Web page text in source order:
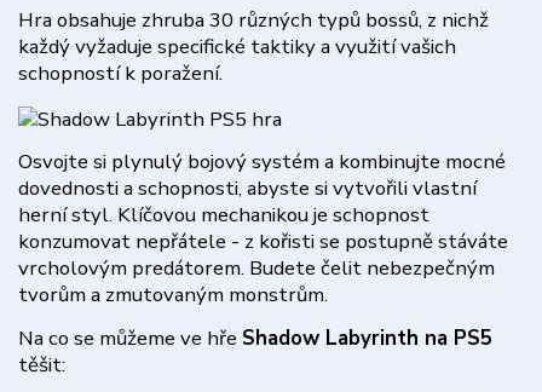
Hra obsahuje zhruba 30 různých typů bossů, z nichž
každý vyžaduje specifické taktiky a využití vašich
schopností k poražení.
Osvojte si plynulý bojový systém a kombinujte mocné
dovednosti a schopnosti, abyste si vytvořili vlastní
herní styl. Klíčovou mechanikou je schopnost
konzumovat nepřátele - z kořisti se postupně stáváte
vrcholovým predátorem. Budete čelit nebezpečným
tvorům a zmutovaným monstrům.
Na co se můžeme ve hře Shadow Labyrinth na PS5
těšit: